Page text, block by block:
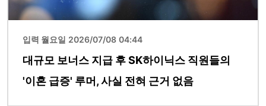
입력 월요일 2026/07/08 04:44
대규모 보너스 지급 후 SK하이닉스 직원들의
'이혼 급증' 루머, 사실 전혀 근거 없음